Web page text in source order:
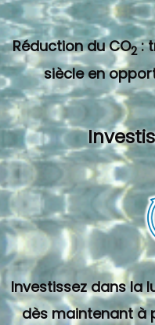
Réduction du CO2 :
siècle en
Investissez dans la
dès maintenant à